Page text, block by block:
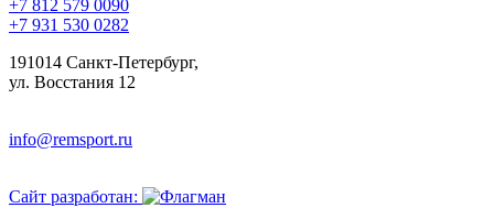
+7 812 579 0090
+7 931 530 0282
191014 Санкт-Петербург,
ул. Восстания 12
info@remsport.ru
Сайт разработан: